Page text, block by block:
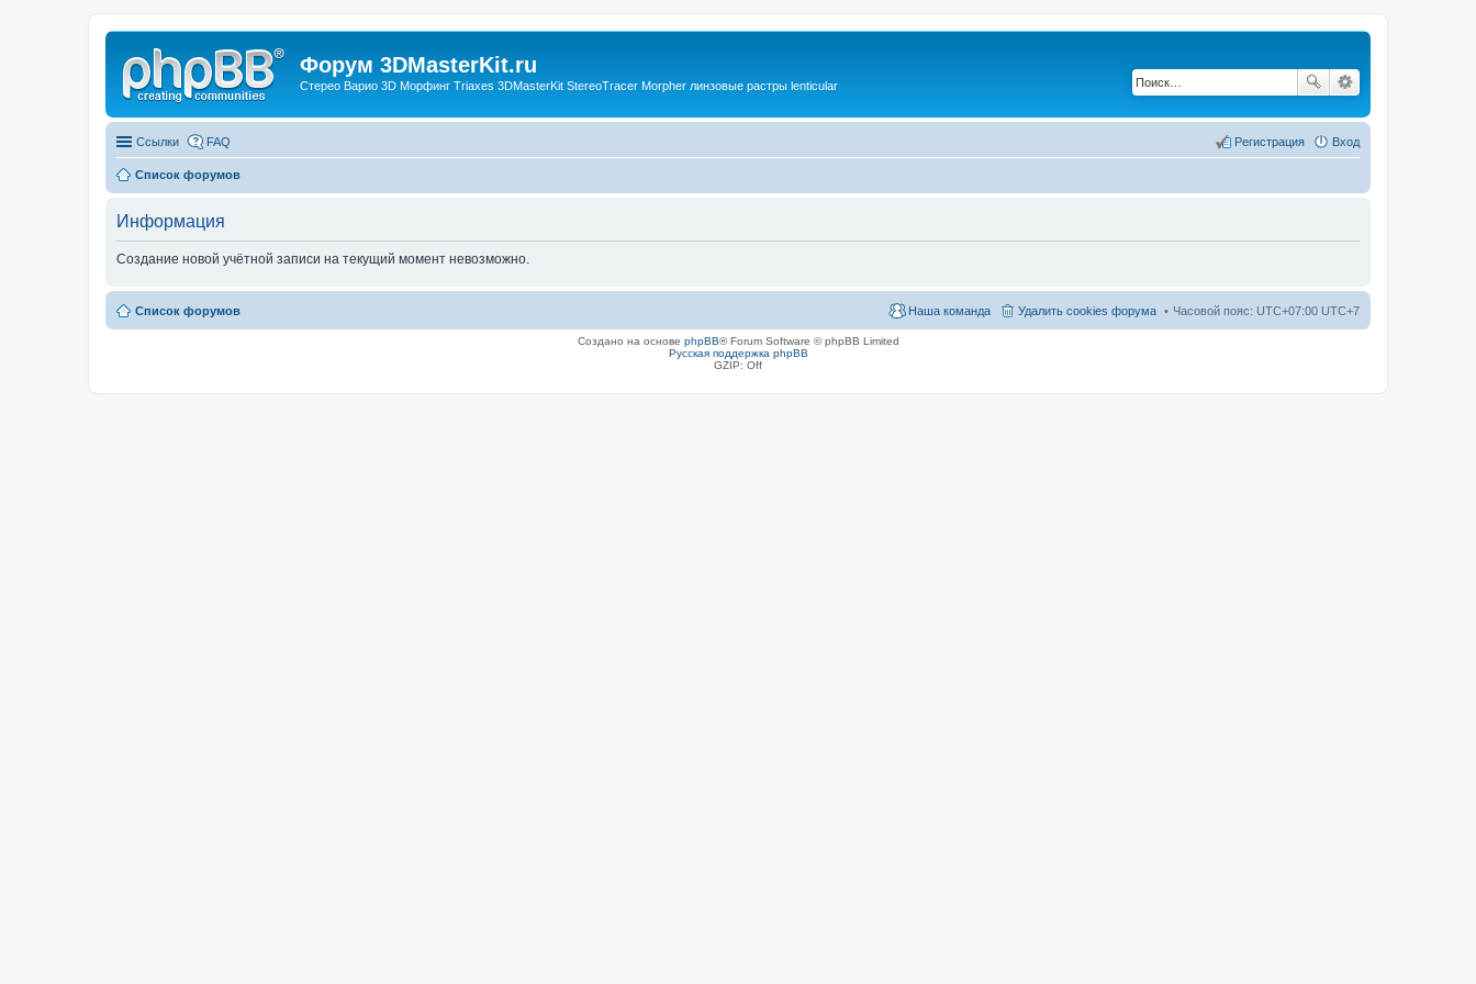
Форум 3DMasterKit.ru
Стерео Варио 3D Морфинг Triaxes 3DMasterKit StereoTracer Morpher линзовые растры lenticular
Ссылки FAQ Вход
Регистрация
Список форумов
Информация
Создание новой учётной записи на текущий момент невозможно.
Список форумов Часовой пояс: UTC+07:00 UTC+7
Удалить cookies форума
Наша команда
Создано на основе phpBB® Forum Software © phpBB Limited
Русская поддержка phpBB
GZIP: Off